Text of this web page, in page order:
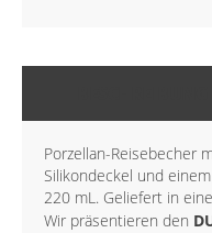
Porzellan-Reisebecher
Silikondeckel und
220 mL. Geliefert in
Wir präsentieren den